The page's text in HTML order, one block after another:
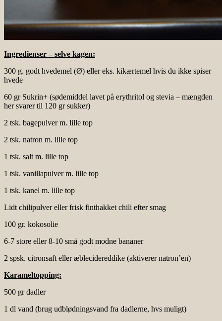
Ingredienser – selve kagen:
300 g. godt hvedemel (Ø) eller eks. kikærtemel hvis du ikke spiser
hvede
60 gr Sukrin+ (sødemiddel lavet på erythritol og stevia – mængden
her svarer til 120 gr sukker)
2 tsk. bagepulver m. lille top
2 tsk. natron m. lille top
1 tsk. salt m. lille top
1 tsk. vanillapulver m. lille top
1 tsk. kanel m. lille top
Lidt chilipulver eller frisk finthakket chili efter smag
100 gr. kokosolie
6-7 store eller 8-10 små godt modne bananer
2 spsk. citronsaft eller æblecidereddike (aktiverer natron’en)
Karameltopping:
500 gr dadler
1 dl vand (brug udblødningsvand fra dadlerne, hvs muligt)